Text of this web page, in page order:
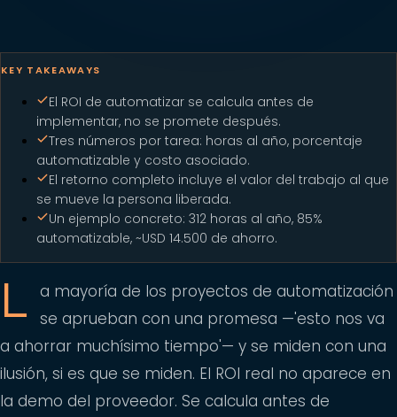
KEY TAKEAWAYS
El ROI de automatizar se calcula antes de
implementar, no se promete después.
Tres números por tarea: horas al año, porcentaje
automatizable y costo asociado.
El retorno completo incluye el valor del trabajo al que
se mueve la persona liberada.
Un ejemplo concreto: 312 horas al año, 85%
automatizable, ~USD 14.500 de ahorro.
L
a mayoría de los proyectos de automatización
se aprueban con una promesa —'esto nos va
a ahorrar muchísimo tiempo'— y se miden con una
ilusión, si es que se miden. El ROI real no aparece en
la demo del proveedor. Se calcula antes de